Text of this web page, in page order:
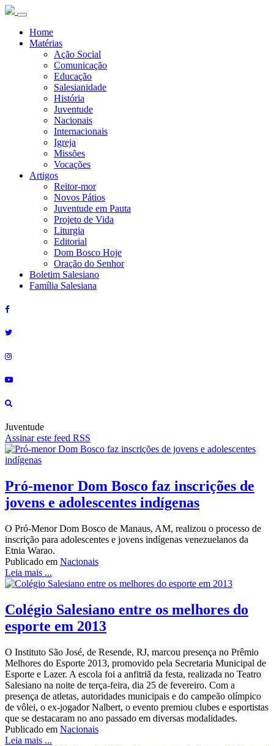
Home
Matérias
Ação Social
Comunicação
Educação
Salesianidade
História
Juventude
Nacionais
Internacionais
Igreja
Missões
Vocações
Artigos
Reitor-mor
Novos Pátios
Juventude em Pauta
Projeto de Vida
Liturgia
Editorial
Dom Bosco Hoje
Oração do Senhor
Boletim Salesiano
Família Salesiana
Juventude
Assinar este feed RSS
Pró-menor Dom Bosco faz inscrições de
jovens e adolescentes indígenas
O Pró-Menor Dom Bosco de Manaus, AM, realizou o processo de
inscrição para adolescentes e jovens indígenas venezuelanos da
Etnia Warao.
Publicado em Nacionais
Leia mais ...
Colégio Salesiano entre os melhores do
esporte em 2013
O Instituto São José, de Resende, RJ, marcou presença no Prêmio
Melhores do Esporte 2013, promovido pela Secretaria Municipal de
Esporte e Lazer. A escola foi a anfitriã da festa, realizada no Teatro
Salesiano na noite de terça-feira, dia 25 de fevereiro. Com a
presença de atletas, autoridades municipais e do campeão olímpico
de vôlei, o ex-jogador Nalbert, o evento premiou clubes e esportistas
que se destacaram no ano passado em diversas modalidades.
Publicado em Nacionais
Leia mais ...